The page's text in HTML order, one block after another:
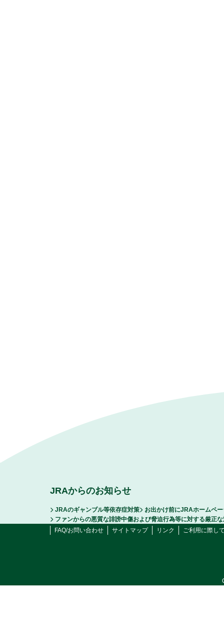
JRAからのお知らせ
JRAのギャンブル等依存症対策
お出かけ前にJRAホームペ
ファンからの悪質な誹謗中傷および脅迫行為等に対する厳正
FAQ/お問い合わせ
サイトマップ リンク ご利用に際し